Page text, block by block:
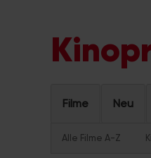
Filme Neu
Alle Filme A-Z